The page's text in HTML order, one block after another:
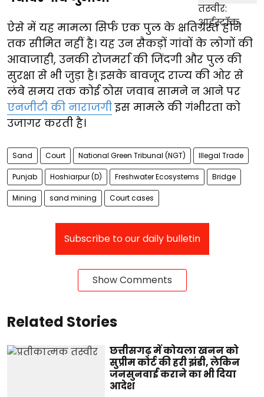
ऐसे में यह मामला सिर्फ एक पुल के क्षतिग्रस्त होने
तक सीमित नहीं है। यह उन सैकड़ों गांवों के लोगों की
आवाजाही, उनकी रोजमर्रा की जिंदगी और पुल की
सुरक्षा से भी जुड़ा है। इसके बावजूद राज्य की ओर से
लंबे समय तक कोई ठोस जवाब सामने न आने पर
एनजीटी की नाराजगीइस मामले की गंभीरता को
उजागर करती है।
Sand Court National Green Tribunal (NGT) Illegal Trade
Punjab Hoshiarpur (D) Freshwater Ecosystems Bridge
Mining sand mining Court cases
Subscribe to our daily bulletin
Show Comments
Related Stories
छत्तीसगढ़ में कोयला खनन को
सुप्रीम कोर्ट की हरी झंडी, लेकिन
जनसुनवाई कराने का भी दिया
आदेश